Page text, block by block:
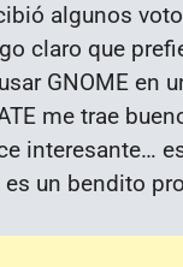
algunos
claro que
GNOME en
me trae
interesante…
es un bendito